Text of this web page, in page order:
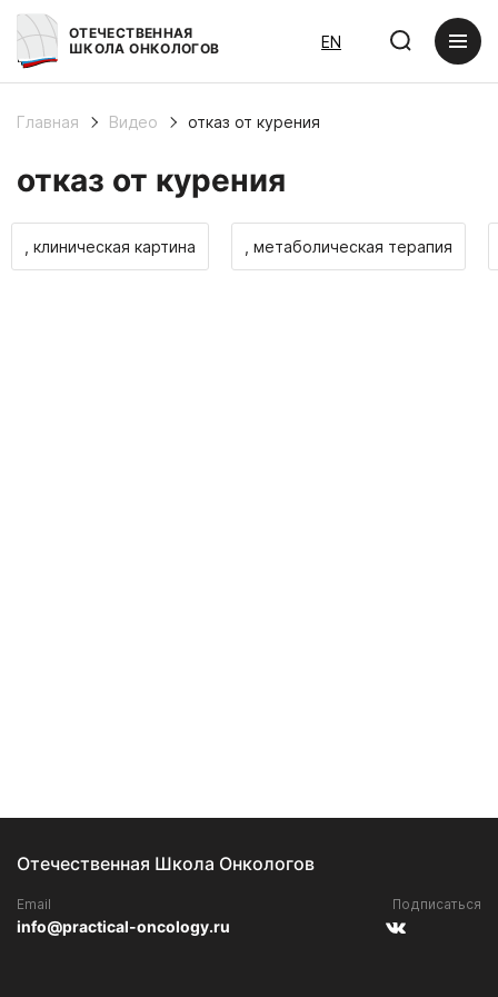
ОТЕЧЕСТВЕННАЯ
ШКОЛА ОНКОЛОГОВ
EN
Главная Видео отказ от курения
отказ от курения
, клиническая картина , метаболическая терапия
Отечественная Школа Онкологов
Email
info@practical-oncology.ru
Подписаться